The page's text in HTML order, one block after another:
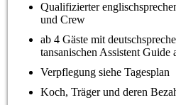
Qualifizierter
und Crew
ab 4 Gäste mit
tansanischen Assistent
Verpflegung siehe Tagesplan
Koch, Träger und deren